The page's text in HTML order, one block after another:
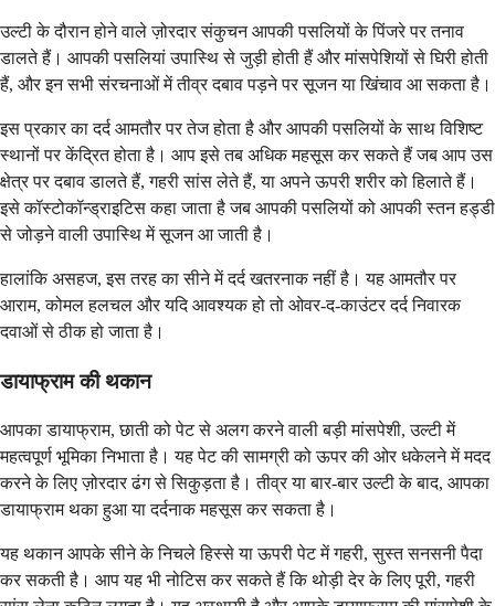
उल्टी के दौरान होने वाले ज़ोरदार संकुचन आपकी पसलियों के पिंजरे पर तनाव
डालते हैं। आपकी पसलियां उपास्थि से जुड़ी होती हैं और मांसपेशियों से घिरी होती
हैं, और इन सभी संरचनाओं में तीव्र दबाव पड़ने पर सूजन या खिंचाव आ सकता है।
इस प्रकार का दर्द आमतौर पर तेज होता है और आपकी पसलियों के साथ विशिष्ट
स्थानों पर केंद्रित होता है। आप इसे तब अधिक महसूस कर सकते हैं जब आप उस
क्षेत्र पर दबाव डालते हैं, गहरी सांस लेते हैं, या अपने ऊपरी शरीर को हिलाते हैं।
इसे कॉस्टोकॉन्ड्राइटिस कहा जाता है जब आपकी पसलियों को आपकी स्तन हड्डी
से जोड़ने वाली उपास्थि में सूजन आ जाती है।
हालांकि असहज, इस तरह का सीने में दर्द खतरनाक नहीं है। यह आमतौर पर
आराम, कोमल हलचल और यदि आवश्यक हो तो ओवर-द-काउंटर दर्द निवारक
दवाओं से ठीक हो जाता है।
डायाफ्राम की थकान
आपका डायाफ्राम, छाती को पेट से अलग करने वाली बड़ी मांसपेशी, उल्टी में
महत्वपूर्ण भूमिका निभाता है। यह पेट की सामग्री को ऊपर की ओर धकेलने में मदद
करने के लिए ज़ोरदार ढंग से सिकुड़ता है। तीव्र या बार-बार उल्टी के बाद, आपका
डायाफ्राम थका हुआ या दर्दनाक महसूस कर सकता है।
यह थकान आपके सीने के निचले हिस्से या ऊपरी पेट में गहरी, सुस्त सनसनी पैदा
कर सकती है। आप यह भी नोटिस कर सकते हैं कि थोड़ी देर के लिए पूरी, गहरी